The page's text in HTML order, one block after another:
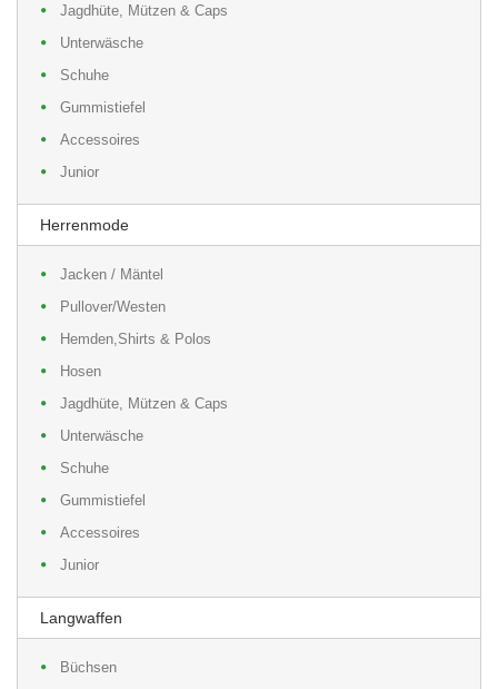
Jagdhüte, Mützen & Caps
Unterwäsche
Schuhe
Gummistiefel
Accessoires
Junior
Herrenmode
Jacken / Mäntel
Pullover/Westen
Hemden,Shirts & Polos
Hosen
Jagdhüte, Mützen & Caps
Unterwäsche
Schuhe
Gummistiefel
Accessoires
Junior
Langwaffen
Büchsen